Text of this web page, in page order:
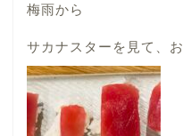
梅雨から
サカナスターを見て、